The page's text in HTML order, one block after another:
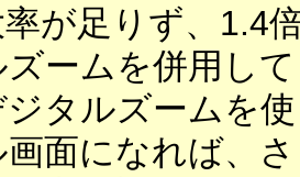
が足りず、1.4
ームを併用して
タルズームを使
面になれば、さ